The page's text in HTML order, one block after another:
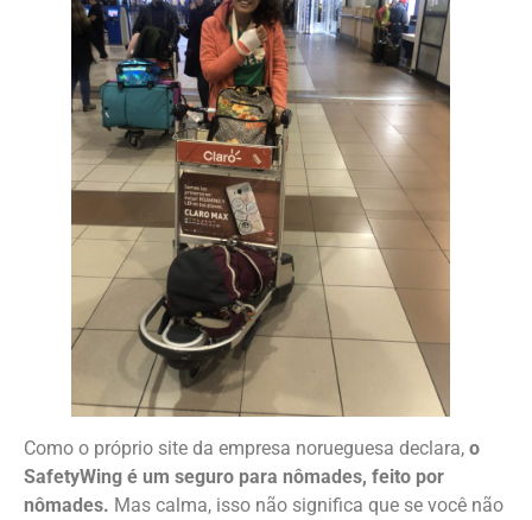
Como o próprio site da empresa norueguesa declara, o
SafetyWing é um seguro para nômades, feito por
nômades. Mas calma, isso não significa que se você não